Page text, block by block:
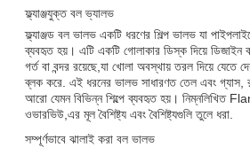
ফ্ল্যাঞ্জযুক্ত বল ভ্যালভ
ফ্ল্যাঞ্জড বল ভালভ একটি ধরণের শিল্প ভালভ যা
ব্যবহৃত হয়। এটি একটি গোলাকার ডিস্ক দিয়ে ডিজাইন
গর্ত বা বন্দর রয়েছে,যা খোলা অবস্থায় তরল দিয়ে যেতে
ব্লক করে. এই ধরনের ভালভ সাধারণত তেল এবং গ্যাস,
আরো যেমন বিভিন্ন শিল্পে ব্যবহৃত হয়। নিম্নলিখিত
ওভারভিউ,এর মূল বৈশিষ্ট্য এবং বৈশিষ্ট্যগুলি তুলে ধরা.
সম্পূর্ণভাবে ঝালাই করা বল ভালভ